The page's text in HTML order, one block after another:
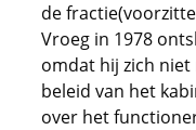
de
Vroeg in 1978
omdat hij zich
beleid van het
over het